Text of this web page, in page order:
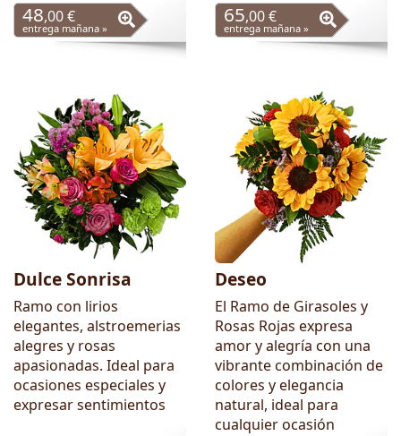
48,00 €
entrega mañana »
65,00 €
entrega mañana »
Dulce Sonrisa
Ramo con lirios
elegantes, alstroemerias
alegres y rosas
apasionadas. Ideal para
ocasiones especiales y
expresar sentimientos
Deseo
El Ramo de Girasoles y
Rosas Rojas expresa
amor y alegría con una
vibrante combinación de
colores y elegancia
natural, ideal para
cualquier ocasión